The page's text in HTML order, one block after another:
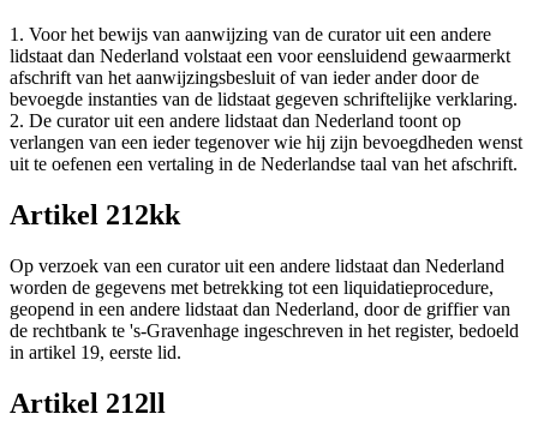
1. Voor het bewijs van aanwijzing van de curator uit een andere
lidstaat dan Nederland volstaat een voor eensluidend gewaarmerkt
afschrift van het aanwijzingsbesluit of van ieder ander door de
bevoegde instanties van de lidstaat gegeven schriftelijke verklaring.
2. De curator uit een andere lidstaat dan Nederland toont op
verlangen van een ieder tegenover wie hij zijn bevoegdheden wenst
uit te oefenen een vertaling in de Nederlandse taal van het afschrift.
Artikel 212kk
Op verzoek van een curator uit een andere lidstaat dan Nederland
worden de gegevens met betrekking tot een liquidatieprocedure,
geopend in een andere lidstaat dan Nederland, door de griffier van
de rechtbank te 's-Gravenhage ingeschreven in het register, bedoeld
in artikel 19, eerste lid.
Artikel 212ll